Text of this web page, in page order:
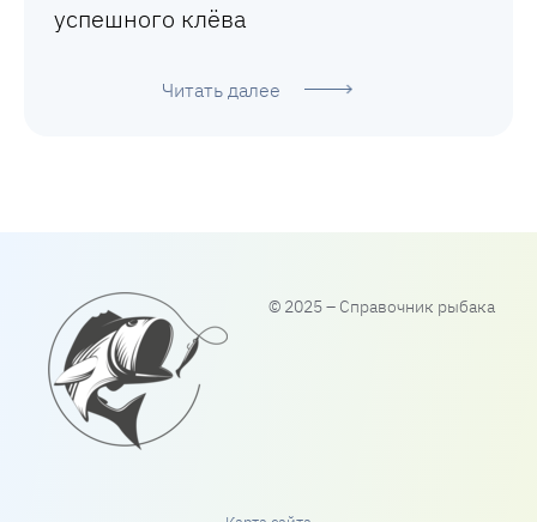
успешного клёва
Читать далее
© 2025 – Справочник рыбака